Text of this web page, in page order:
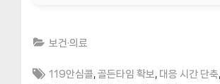
보건·의료
Tags:
119안심콜 ,골든타임 확보 대응 시간 단축